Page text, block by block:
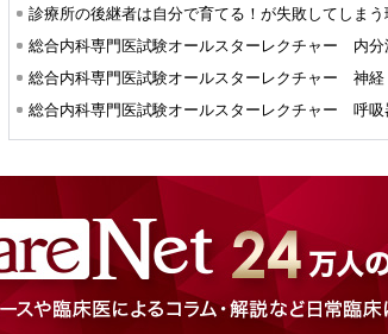
総合内科専門医試験オールスターレクチャー 内分
総合内科専門医試験オールスターレクチャー 神経
総合内科専門医試験オールスターレクチャー 呼吸